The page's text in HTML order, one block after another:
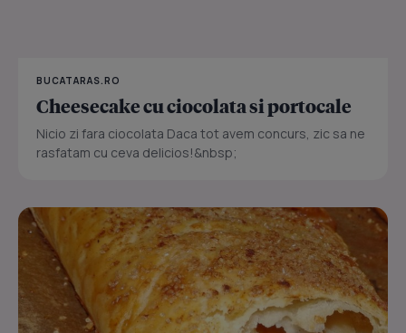
BUCATARAS.RO
Cheesecake cu ciocolata si portocale
Nicio zi fara ciocolata Daca tot avem concurs, zic sa ne
rasfatam cu ceva delicios!&nbsp;